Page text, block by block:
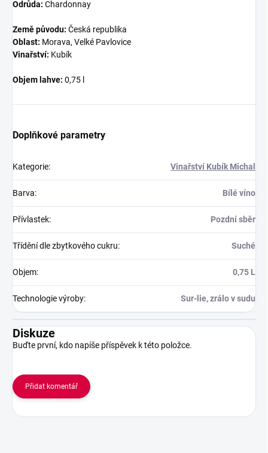
Odrůda: Chardonnay
Země původu: Česká republika
Oblast: Morava, Velké Pavlovice
Vinařství: Kubík
Objem lahve: 0,75 l
Doplňkové parametry
Kategorie: Vinařství Kubík Michal
Barva: Bílé víno
Přívlastek: Pozdní sběr
Třídění dle zbytkového cukru: Suché
Objem: 0,75 L
Technologie výroby: Sur-lie, zrálo v sudu
Diskuze
Buďte první, kdo napíše příspěvek k této položce.
Přidat komentář